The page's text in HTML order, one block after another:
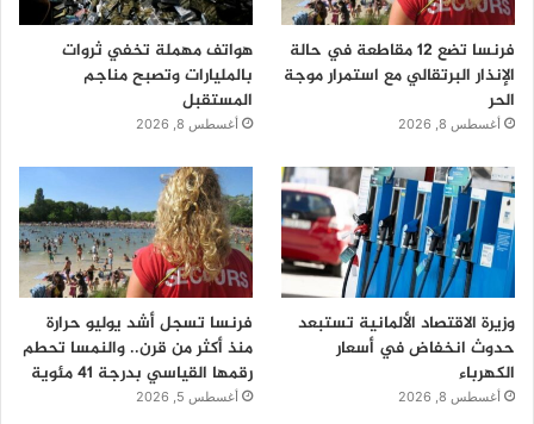
فرنسا تضع 12 مقاطعة في حالة
الإنذار البرتقالي مع استمرار موجة
الحر
أغسطس 8, 2026
هواتف مهملة تخفي ثروات
بالمليارات وتصبح مناجم
المستقبل
أغسطس 8, 2026
وزيرة الاقتصاد الألمانية تستبعد
حدوث انخفاض في أسعار
الكهرباء
أغسطس 8, 2026
فرنسا تسجل أشد يوليو حرارة
منذ أكثر من قرن.. والنمسا تحطم
رقمها القياسي بدرجة 41 مئوية
أغسطس 5, 2026